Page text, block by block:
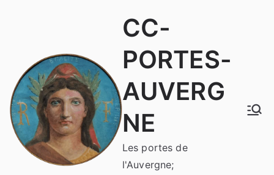
CC-
PORTES-
AUVERG
NE
Les portes de
l'Auvergne;